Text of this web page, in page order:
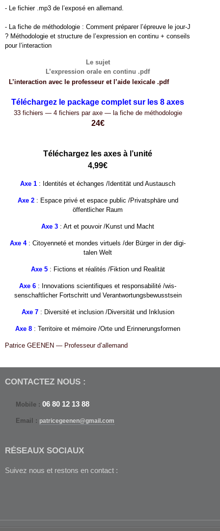
- Le fichier .mp3 de l’exposé en allemand.
- La fiche de méthodolo­gie : Com­ment pré­parer l’épreuve le jour-​J
? Méthodolo­gie et struc­ture de l’expression en con­tinu + con­seils
pour l’interaction
Le sujet
L’expression orale en con­tinu .pdf
L’interaction avec le pro­fesseur et l’aide lex­i­cale .pdf
Téléchargez le pack­age com­plet sur les 8 axes
33fichiers — 4fichiers par axe — la fiche de méthodologie
24€
Téléchargez les axes à l’unité
4,99€
Axe 1 : Iden­tités et échanges /​Iden­tität und Austausch
Axe 2 : Espace privé et espace pub­lic /​Pri­vat­sphäre und
öffentlicher Raum
Axe 3 : Art et pou­voir /​Kunst und Macht
Axe 4 : Citoyen­neté et mon­des virtuels /​der Bürger in der dig­i­
talen Welt
Axe 5: Fic­tions et réal­ités /​Fik­tion und Realität
Axe 6 : Inno­va­tions sci­en­tifiques et respon­s­abil­ité /​wis­
senschaftlicher Fortschritt und Verantwortungsbewusstsein
Axe 7: Diver­sité et inclu­sion /​Diver­sität und Inklusion
Axe 8 : Ter­ri­toire et mémoire /​Orte und Erinnerungsformen
Patrice GEE­NEN — Pro­fesseur d’allemand
CON­TACTEZ NOUS :
Mobile : 06 80 12 13 88
Email : patricegeenen@gmail.com
RÉSEAUX SOCI­AUX
Suivez nous et restons en contact :